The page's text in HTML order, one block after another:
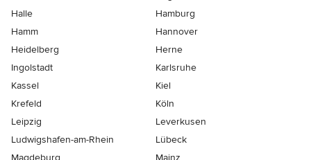
Halle
Hamburg
Hamm
Hannover
Heidelberg
Herne
Ingolstadt
Karlsruhe
Kassel
Kiel
Krefeld
Köln
Leipzig
Leverkusen
Ludwigshafen-am-Rhein
Lübeck